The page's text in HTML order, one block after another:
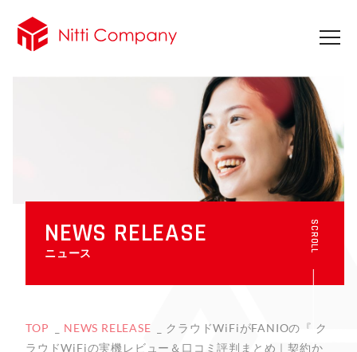
NEWS RELEASE
ニュース SCROLL
TOP NEWS RELEASE
クラウドWiFiがFANIOの『 ク
ラウドWiFiの実機レビュー＆口コミ評判まとめ｜契約か